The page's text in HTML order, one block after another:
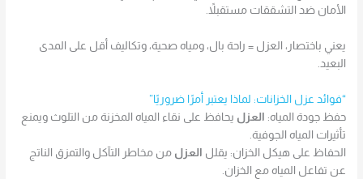
الأمان ضد التشققات مستقبلاً.
يعني باختصار، العزل = راحة بال، ومياه صحية، وتكاليف أقل على المدى
البعيد.
“فوائد عزل الخزانات: لماذا يعتبر أمرًا ضروريًا”
حفظ جودة المياه:
العزل يحافظ على نقاء المياه المخزنة من التلوث ويمنع
تأثيرات المياه الجوفية.
الحفاظ على هيكل الخزان: يقلل
العزل من مخاطر التآكل والتمزق الناتج
عن تفاعل المياه مع الخزان.